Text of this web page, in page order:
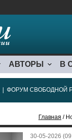
АВТОРЫ В
ФОРУМ СВОБОДНОЙ
Главная /
30-05-2026